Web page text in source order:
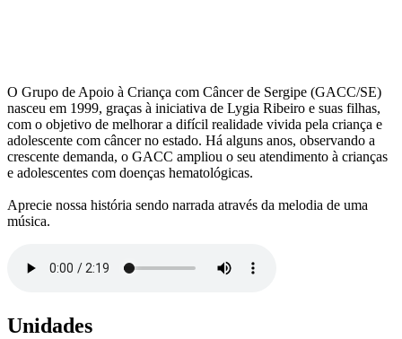
O Grupo de Apoio à Criança com Câncer de Sergipe (GACC/SE)
nasceu em 1999, graças à iniciativa de Lygia Ribeiro e suas filhas,
com o objetivo de melhorar a difícil realidade vivida pela criança e
adolescente com câncer no estado. Há alguns anos, observando a
crescente demanda, o GACC ampliou o seu atendimento à crianças
e adolescentes com doenças hematológicas.
Aprecie nossa história sendo narrada através da melodia de uma
música.
Unidades